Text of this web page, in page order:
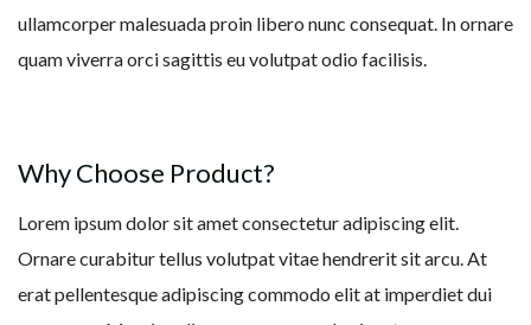
ullamcorper malesuada proin libero nunc consequat. In ornare
quam viverra orci sagittis eu volutpat odio facilisis.
Why Choose Product?
Lorem ipsum dolor sit amet consectetur adipiscing elit.
Ornare curabitur tellus volutpat vitae hendrerit sit arcu. At
erat pellentesque adipiscing commodo elit at imperdiet dui